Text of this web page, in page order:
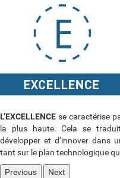
L’EXCELLENCE se caractérise
la plus haute. Cela se
développer et d’innover dans
tant sur le plan technologique
Previous Next